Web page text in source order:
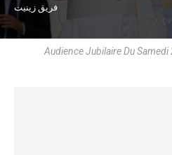
فريق زينيت
Audience Jubilaire Du